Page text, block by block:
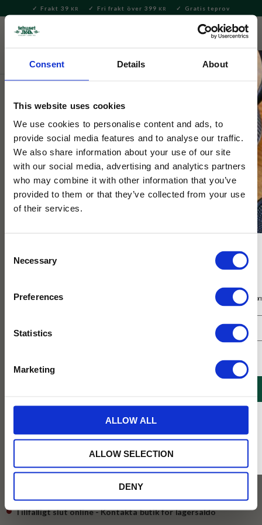
Consent Details About
This website uses cookies
We use cookies to personalise content and ads, to
provide social media features and to analyse our traffic.
We also share information about your use of our site
with our social media, advertising and analytics partners
who may combine it with other information that you’ve
provided to them or that they’ve collected from your use
of their services.
Selection
Necessary
Preferences
Statistics
Marketing
ALLOW ALL
ALLOW SELECTION
DENY
Meny
Frakt 39 KR Fri frakt över 399 KR Gratis teprov
Hem & Inredningsdetaljer
Selected by Tehuset Java
Huslykta Gul Med Utbyggnad
10cm
Lykta för värmeljus i form av ett litet gult hus med brunt
tegeltak och tillbyggnad.
Tillfälligt slut online
Få 10% rabatt på ditt första köp på nätet och ta del av erbjudanden året
* Rabatten gäller endast online på Tehusetjava.se. Rabatten fungerar endast på